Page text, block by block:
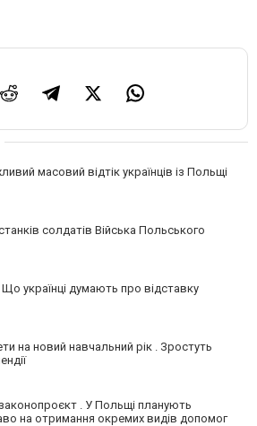
масовий відтік українців із Польщі
солдатів Війська Польського
українці думають про відставку
на новий навчальний рік . Зростуть
. У Польщі планують
на отримання окремих видів допомог